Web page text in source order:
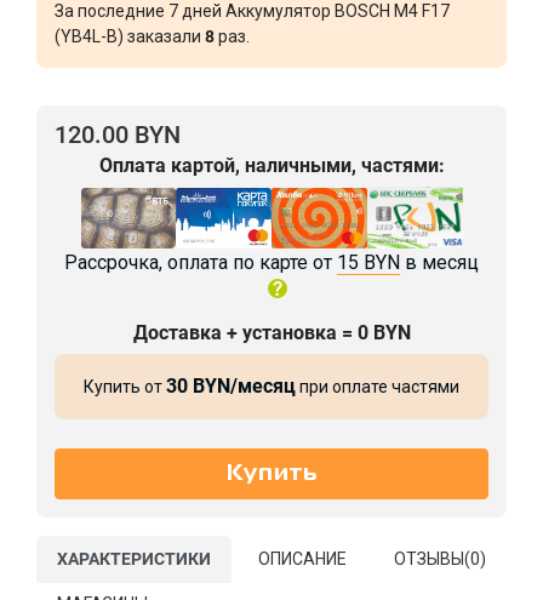
За последние 7 дней Аккумулятор BOSCH M4 F17
(YB4L-B) заказали 8раз.
120.00 BYN
Оплата картой, наличными, частями:
Рассрочка, оплата по карте от 15 BYN в месяц
Доставка + установка = 0 BYN
Купить от30 BYN/месяцпри оплате частями
ХАРАКТЕРИСТИКИ ОПИСАНИЕ ОТЗЫВЫ(0)